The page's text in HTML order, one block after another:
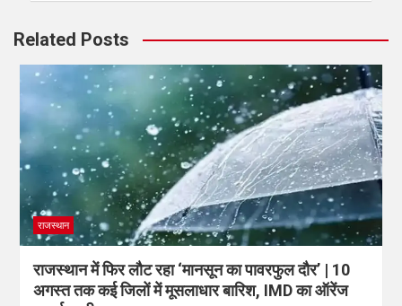
Related Posts
राजस्थान
राजस्थान में फिर लौट रहा ‘मानसून का पावरफुल दौर’ | 10
अगस्त तक कई जिलों में मूसलाधार बारिश, IMD का ऑरेंज